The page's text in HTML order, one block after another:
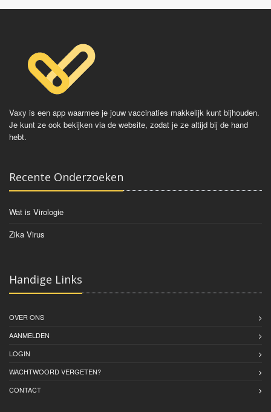
Vaxy is een app waarmee je jouw vaccinaties makkelijk kunt bijhouden.
Je kunt ze ook bekijken via de website, zodat je ze altijd bij de hand
hebt.
Recente Onderzoeken
Wat is Virologie
Zika Virus
Handige Links
OVER ONS
AANMELDEN
LOGIN
WACHTWOORD VERGETEN?
CONTACT